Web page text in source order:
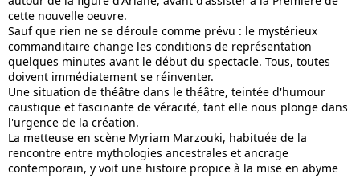
cette nouvelle oeuvre.
Sauf que rien ne se déroule comme prévu : le mystérieux
commanditaire change les conditions de représentation
quelques minutes avant le début du spectacle. Tous, toutes
doivent immédiatement se réinventer.
Une situation de théâtre dans le théâtre, teintée d'humour
caustique et fascinante de véracité, tant elle nous plonge dans
l'urgence de la création.
La metteuse en scène Myriam Marzouki, habituée de la
rencontre entre mythologies ancestrales et ancrage
contemporain, y voit une histoire propice à la mise en abyme